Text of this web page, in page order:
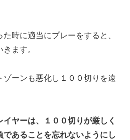
時に適当にプレーをすると、
ます。
ゾーンも悪化し１００切りを遠
イヤーは、１００切りが厳しく
あることを忘れないようにし